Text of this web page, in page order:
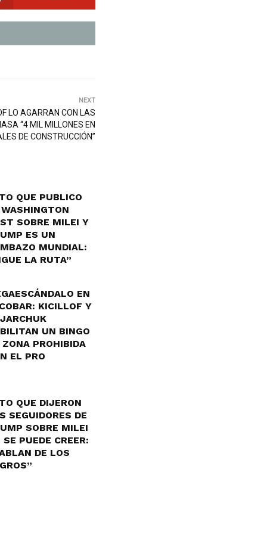
NEXT
LO AGARRAN CON LAS
“4 MIL MILLONES EN
DE CONSTRUCCIÓN”
QUE PUBLICO
SOBRE MILEI Y
ES UN
MUNDIAL:
LA RUTA”
EN
KICILLOF Y
UN BINGO
ZONA PROHIBIDA
EL PRO
QUE DIJERON
SEGUIDORES DE
SOBRE MILEI
SE PUEDE CREER:
DE LOS